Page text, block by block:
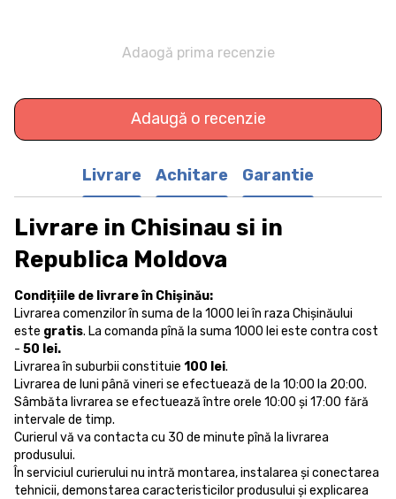
Adaogă prima recenzie
Adaugă o recenzie
Livrare Achitare Garantie
Livrare in Chisinau si in
Republica Moldova
Condițiile de livrare în Chișinău:
Livrarea comenzilor în suma de la 1000 lei în raza Chișinăului
este gratis. La comanda pînă la suma 1000 lei este contra cost
- 50 lei.
Livrarea în suburbii constituie 100 lei.
Livrarea de luni până vineri se efectuează de la 10:00 la 20:00.
Sâmbăta livrarea se efectuează între orele 10:00 și 17:00 fără
intervale de timp.
Curierul vă va contacta cu 30 de minute pînă la livrarea
produsului.
În serviciul curierului nu intră montarea, instalarea și conectarea
tehnicii, demonstarea caracteristicilor produsului și explicarea